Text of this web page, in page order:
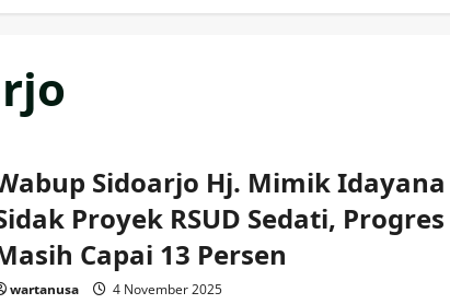
Sidoarjo Hj. Mimik Idayana
Proyek RSUD Sedati, Progres
Capai 13 Persen
wartanusa 4 November 2025